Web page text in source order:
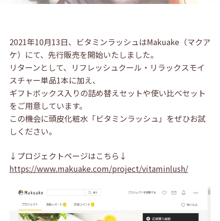
2021年10月13日、ビタミンラッシュはMakuake（マクア
ケ）にて、先行販売を開始いたしました。
リターンとして、リフレッシュクール・リラックスモイ
スチャー単品1本に加え、
ギフトボックス入りの詰め替えセットや使い比べセット
をご用意しています。
この機会に頭皮化粧水「ビタミンラッシュ」をぜひお試
しください。
↓プロジェクトページはこちら↓
https://www.makuake.com/project/vitaminlush/